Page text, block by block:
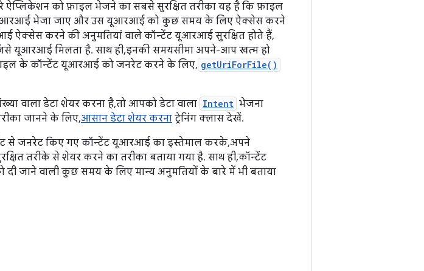
ऐप्लिकेशन को फ़ाइल भेजने का सबसे सुरक्षित तरीका यह है कि फ़ाइल
भेजा जाए और उस यूआरआई को कुछ समय के लिए ऐक्सेस करने
ऐक्सेस करने की अनुमतियां वाले कॉन्टेंट यूआरआई सुरक्षित होते हैं,
यूआरआई मिलता है. साथ ही, इनकी समयसीमा अपने-आप खत्म हो
के कॉन्टेंट यूआरआई को जनरेट करने के लिए, getUriForFile()
वाला डेटा शेयर करना है, तो आपको डेटा वाला Intent भेजना
जानने के लिए,आसान डेटा शेयर करना ट्रेनिंग क्लास देखें.
से जनरेट किए गए कॉन्टेंट यूआरआई का इस्तेमाल करके, अपने
तरीके से शेयर करने का तरीका बताया गया है. साथ ही, कॉन्टेंट
जाने वाली कुछ समय के लिए मान्य अनुमतियों के बारे में भी बताया